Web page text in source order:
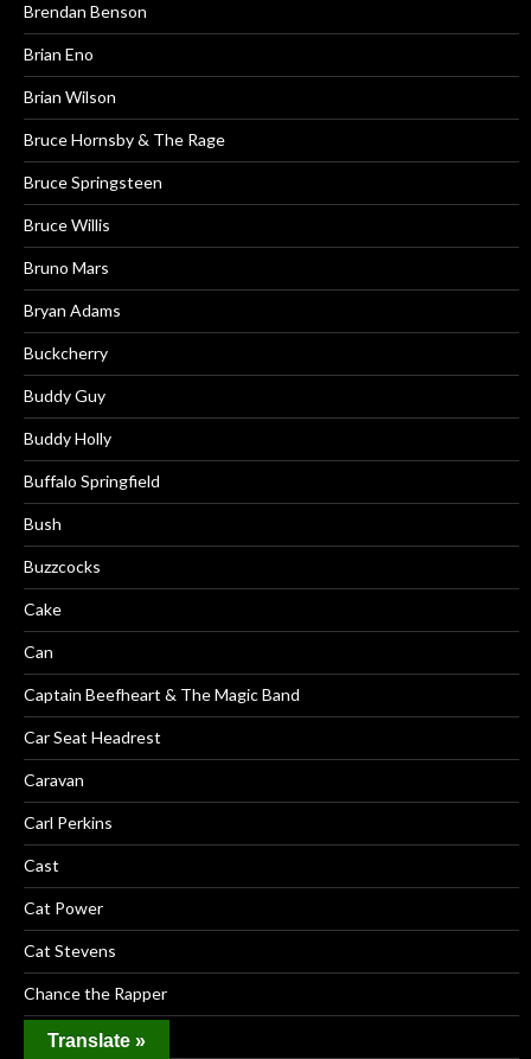
Brendan Benson
Brian Eno
Brian Wilson
Bruce Hornsby & The Rage
Bruce Springsteen
Bruce Willis
Bruno Mars
Bryan Adams
Buckcherry
Buddy Guy
Buddy Holly
Buffalo Springfield
Bush
Buzzcocks
Cake
Can
Captain Beefheart & The Magic Band
Car Seat Headrest
Caravan
Carl Perkins
Cast
Cat Power
Cat Stevens
Chance the Rapper
Cheap Girls
Translate »